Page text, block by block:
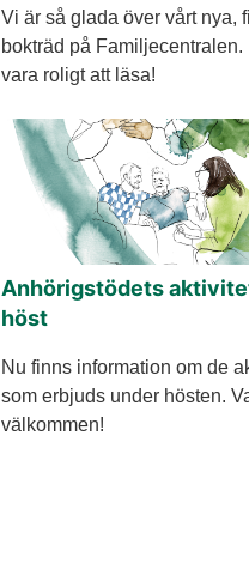
Vi är så glada över vårt nya,
bokträd på Familjecentralen.
vara roligt att läsa!
Anhörigstödets
höst
Nu finns information om de
som erbjuds under hösten.
välkommen!